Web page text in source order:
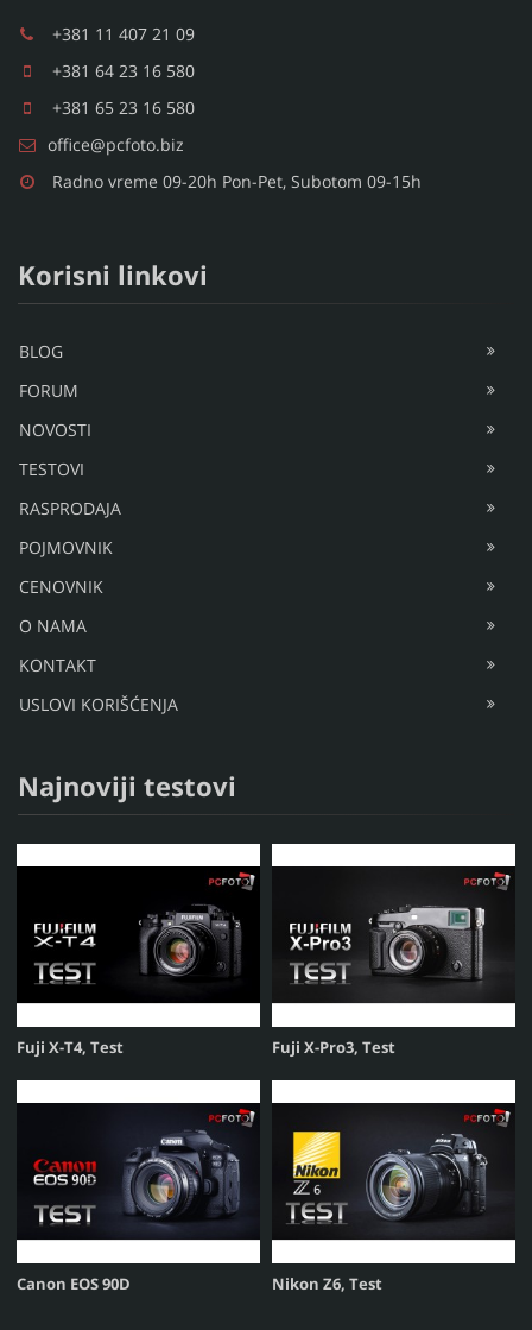
+381 11 407 21 09
+381 64 23 16 580
+381 65 23 16 580
office@pcfoto.biz
Radno vreme 09-20h Pon-Pet, Subotom 09-15h
Korisni linkovi
BLOG
FORUM
NOVOSTI
TESTOVI
RASPRODAJA
POJMOVNIK
CENOVNIK
O NAMA
KONTAKT
USLOVI KORIŠĆENJA
Najnoviji testovi
Fuji X-T4, Test Fuji X-Pro3, Test
Canon EOS 90D Nikon Z6, Test